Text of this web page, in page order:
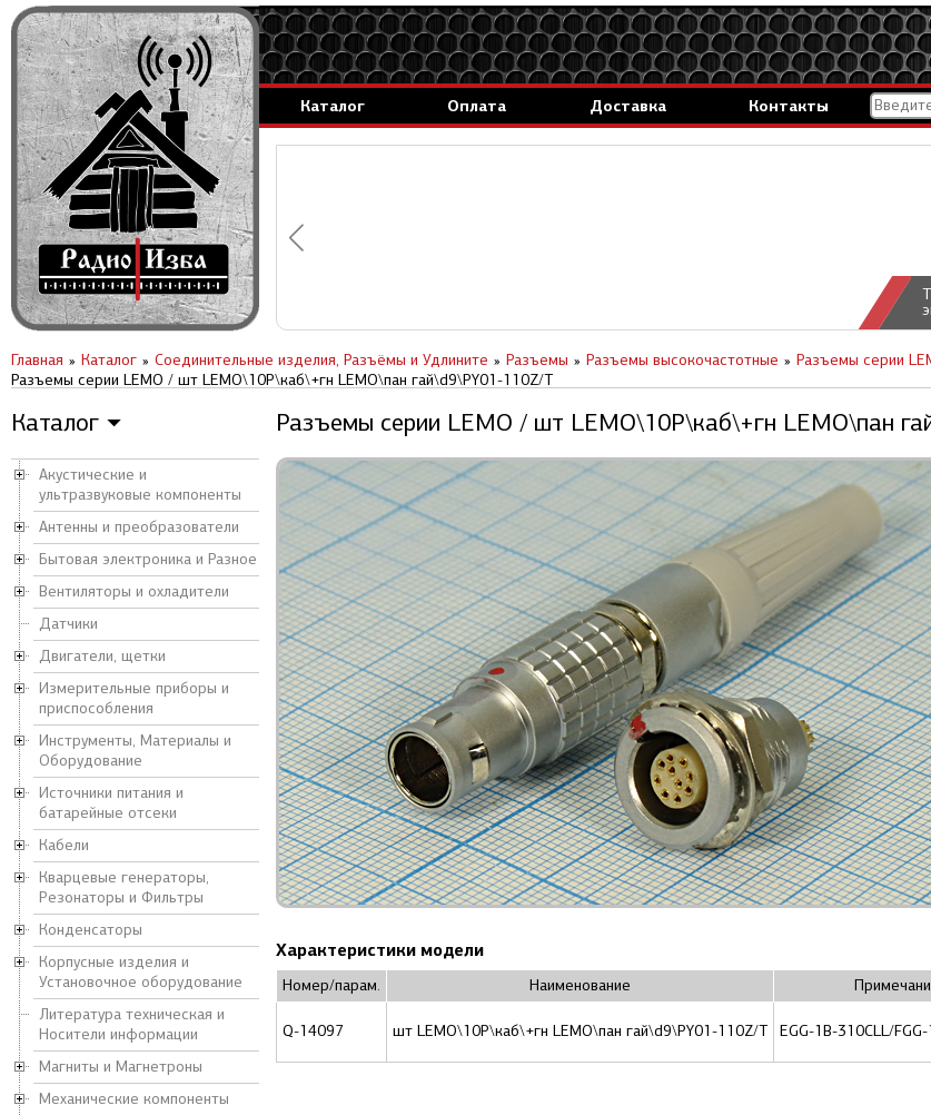
Каталог Оплата Доставка Контакты
генераторы.
за 1 день.
Каталог ▼
Акустические и
ультразвуковые компоненты
Антенны и преобразователи
Бытовая электроника и Разное
Вентиляторы и охладители
Датчики
Двигатели, щетки
Измерительные приборы и
приспособления
Инструменты, Материалы и
Оборудование
Источники питания и
батарейные отсеки
Кабели
Кварцевые генераторы,
Резонаторы и Фильтры
Конденсаторы
Корпусные изделия и
Установочное оборудование
Литература техническая и
Носители информации
Магниты и Магнетроны
Механические компоненты
Разъемы серии LEMO / шт LEMO\10P\каб\+гн LEMO\пан
Главная Каталог Соединительные изделия, Разъёмы и Удлините Разъемы Разъемы высокочастотные
Разъемы серии
Разъемы серии LEMO / шт LEMO\10P\каб\+гн LEMO\пан гай\d9\PY01-110Z/T
Характеристики модели
Номер/парам. Наименование
Q-14097 шт LEMO\10P\каб\+гн LEMO\пан гай\d9\PY01-110Z/T EGG-1B-310CLL/